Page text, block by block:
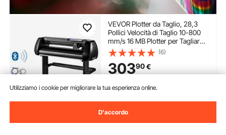
VEVOR Plotter da Taglio, 28,3
Pollici Velocità di Taglio 10-800
mm/s 16 MB Plotter per Tagliare
in Vinile con Software per
Pubblicizzare Incisioni, Pellicole
per Lettere a Trasferimento
Termico, ecc.
(6)
30390€
Disponibile
Ago. 13
Utilizziamo i cookie per migliorare la tua esperienza online.
D'accordo